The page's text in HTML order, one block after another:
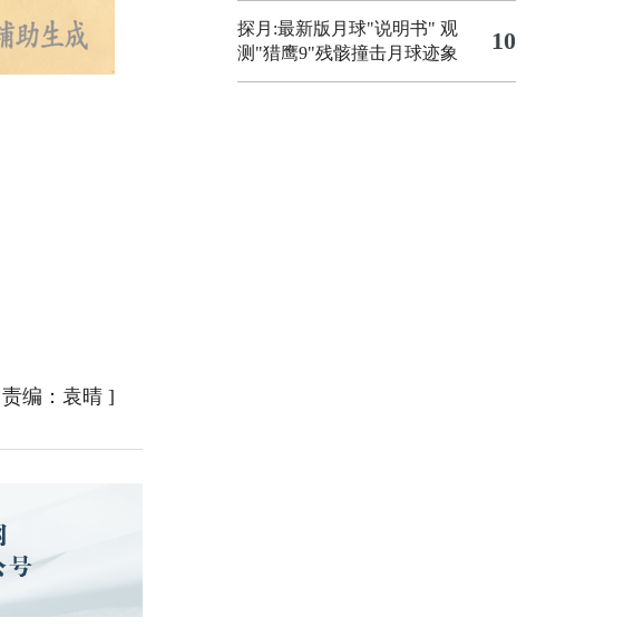
责编：袁晴 ]
探月:最新版月球"说明书" 观
测"猎鹰9"残骸撞击月球迹象
10